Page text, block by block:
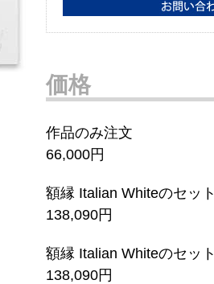
価格
作品のみ注文
66,000円
額縁 Italian Whiteのセット
138,090円
額縁 Italian Whiteのセット
138,090円